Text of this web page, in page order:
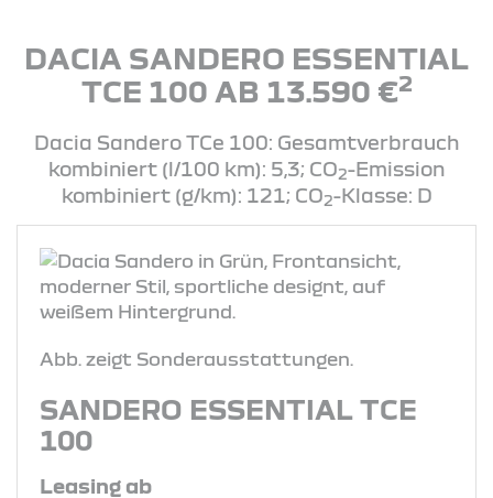
DACIA SANDERO ESSENTIAL
TCE 100 AB 13.590 €2
Dacia Sandero TCe 100: Gesamtverbrauch
kombiniert (l/100 km): 5,3; CO2-Emission
kombiniert (g/km): 121; CO2-Klasse: D
Abb. zeigt Sonderausstattungen.
SANDERO ESSENTIAL TCE
100
Leasing ab